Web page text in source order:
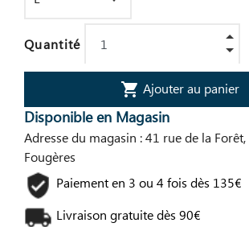
Quantité
shopping_cart Ajouter au panier
Disponible en Magasin
Adresse du magasin : 41 rue de la
Fougères
Paiement en 3 ou 4 fois dès 135€
Livraison gratuite dès 90€